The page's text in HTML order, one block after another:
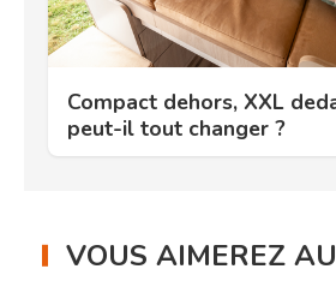
Compact dehors, XXL
peut-il tout changer ?
VOUS AIMEREZ